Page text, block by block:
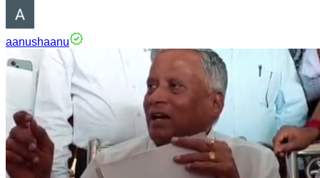
aanushaanu